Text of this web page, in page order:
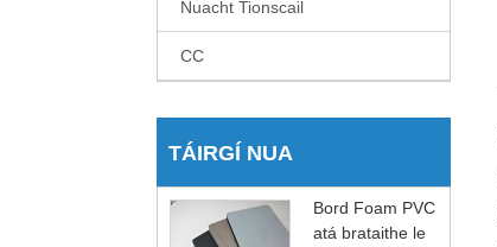
Nuacht Tionscail
CC
TÁIRGÍ NUA
Bord Foam PVC
atá brataithe le